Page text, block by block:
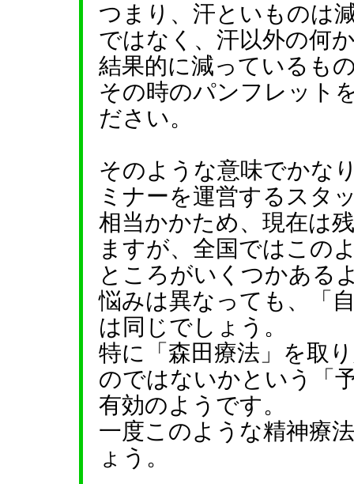
つまり、汗といものは
ではなく、汗以外の何
結果的に減っているも
その時のパンフレット
ださい。
そのような意味でかな
ミナーを運営するスタ
相当かかため、現在は
ますが、全国ではこの
ところがいくつかある
悩みは異なっても、「
は同じでしょう。
特に「森田療法」を取
のではないかという「
有効のようです。
一度このような精神療
ょう。